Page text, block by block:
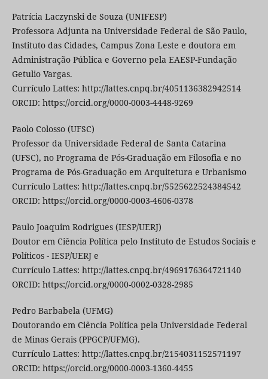
Patrícia Laczynski de Souza (UNIFESP)
Professora Adjunta na Universidade Federal de São Paulo,
Instituto das Cidades, Campus Zona Leste e doutora em
Administração Pública e Governo pela EAESP-Fundação
Getulio Vargas.
Currículo Lattes: http://lattes.cnpq.br/4051136382942514
ORCID: https://orcid.org/0000-0003-4448-9269
Paolo Colosso (UFSC)
Professor da Universidade Federal de Santa Catarina
(UFSC), no Programa de Pós-Graduação em Filosofia e no
Programa de Pós-Graduação em Arquitetura e Urbanismo
Currículo Lattes: http://lattes.cnpq.br/5525622524384542
ORCID: https://orcid.org/0000-0003-4606-0378
Paulo Joaquim Rodrigues (IESP/UERJ)
Doutor em Ciência Política pelo Instituto de Estudos Sociais e
Políticos - IESP/UERJ e
Currículo Lattes: http://lattes.cnpq.br/4969176364721140
ORCID: https://orcid.org/0000-0002-0328-2985
Pedro Barbabela (UFMG)
Doutorando em Ciência Política pela Universidade Federal
de Minas Gerais (PPGCP/UFMG).
Currículo Lattes: http://lattes.cnpq.br/2154031152571197
ORCID: https://orcid.org/0000-0003-1360-4455